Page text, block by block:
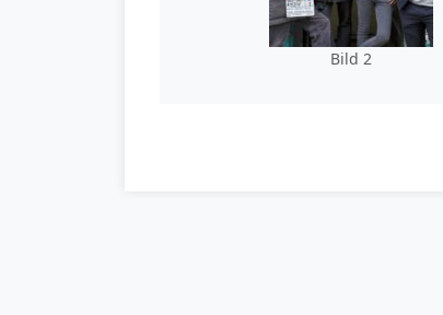
Bild 2